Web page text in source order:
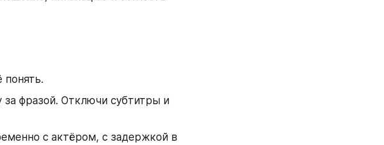
понять.
за фразой. Отключи субтитры и
с актёром, с задержкой в